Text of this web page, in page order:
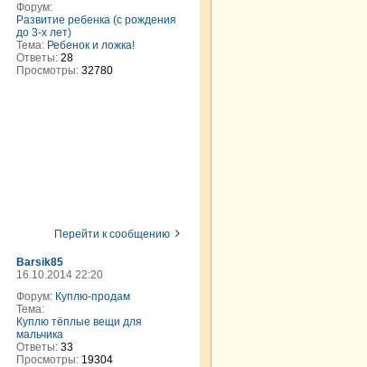
Форум:
Развитие ребенка (с рождения
до 3-х лет)
Тема: Ребенок и ложка!
Ответы: 28
Просмотры: 32780
Перейти к сообщению
Barsik85
16.10.2014 22:20
Форум: Куплю-продам
Тема:
Куплю тёплые вещи для
мальчика
Ответы: 33
Просмотры: 19304